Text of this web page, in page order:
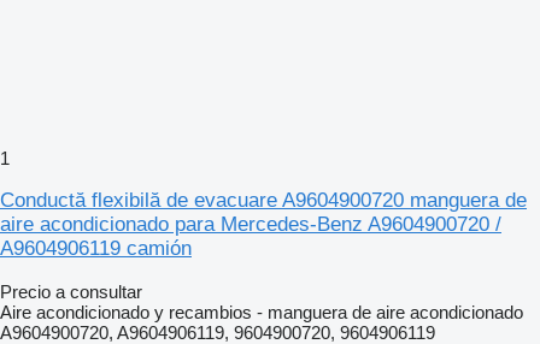
1
Conductă flexibilă de evacuare A9604900720 manguera de
aire acondicionado para Mercedes-Benz A9604900720 /
A9604906119 camión
Precio a consultar
Aire acondicionado y recambios - manguera de aire acondicionado
A9604900720, A9604906119, 9604900720, 9604906119